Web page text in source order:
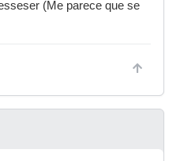
(Me parece que se